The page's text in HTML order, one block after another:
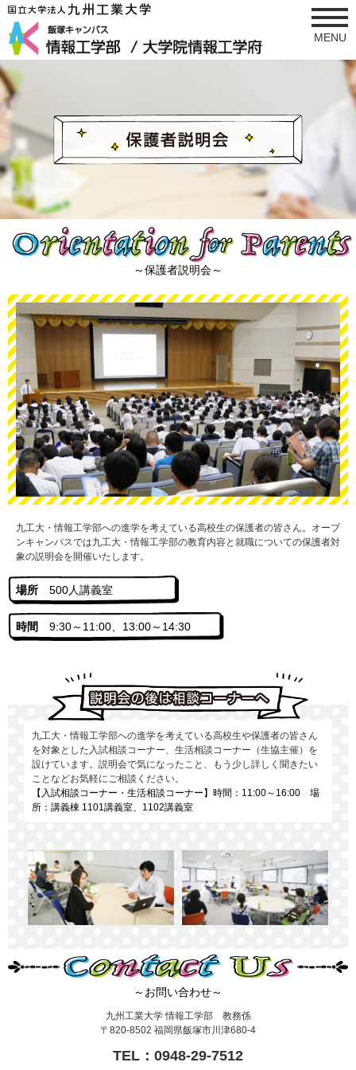
MENU
学科ブース
全学科研究室ツアー
保護者説明会
女子カフェ
施設見学
サークル活動紹介
スケジュール キャンパスマップ スクールバス
～保護者説明会～
九工大・情報工学部への進学を考えている高校生の保護者の皆さん。オープ
ンキャンパスでは九工大・情報工学部の教育内容と就職についての保護者対
象の説明会を開催いたします。
場所 500人講義室
時間 9:30～11:00、13:00～14:30
九工大・情報工学部への進学を考えている高校生や保護者の皆さん
を対象とした入試相談コーナー、生活相談コーナー（生協主催）を
設けています。説明会で気になったこと、もう少し詳しく聞きたい
ことなどお気軽にご相談ください。
【入試相談コーナー・生活相談コーナー】時間：11:00～16:00 場
所：講義棟 1101講義室、1102講義室
～お問い合わせ～
九州工業大学 情報工学部 教務係
〒820-8502 福岡県飯塚市川津680-4
TEL：0948-29-7512